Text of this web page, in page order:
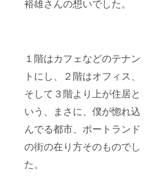
裕雄さんの想いでした。
１階はカフェなどのテナン
トにし、２階はオフィス、
そして３階より上が住居と
いう、まさに、僕が惚れ込
んでる都市、ポートランド
の街の在り方そのものでし
た。